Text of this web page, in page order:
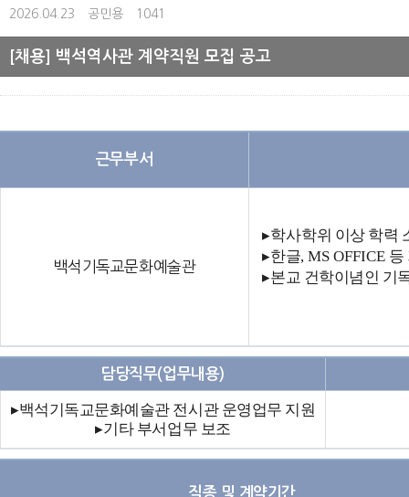
2026.04.23 공민용 1041
[채용] 백석역사관 계약직원 모집 공고
근무부서
백석기독교문화예술관
▸학사학위 이상 학력
▸한글, MS OFFICE 등
▸본교 건학이념인 기
담당직무(업무내용)
▸백석기독교문화예술관 전시관 운영업무 지원
▸기타 부서업무 보조
직종 및 계약기간